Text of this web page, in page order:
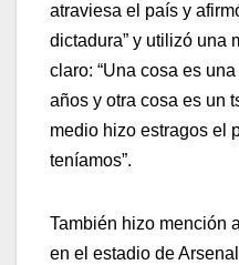
atraviesa el país y
dictadura” y utilizó una
claro: “Una cosa es
años y otra cosa es un
medio hizo estragos el
teníamos”.
También hizo mención
en el estadio de